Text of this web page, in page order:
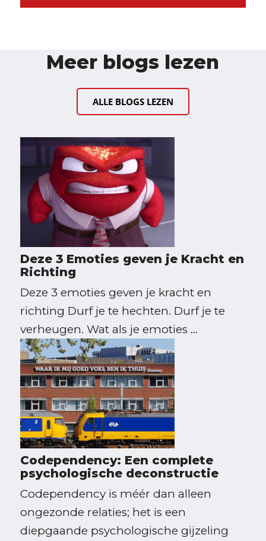
Meer blogs lezen
ALLE BLOGS LEZEN
Deze 3 Emoties geven je Kracht en
Richting
Deze 3 emoties geven je kracht en
richting Durf je te hechten. Durf je te
verheugen. Wat als je emoties ...
Codependency: Een complete
psychologische deconstructie
Codependency is méér dan alleen
ongezonde relaties; het is een
diepgaande psychologische gijzeling